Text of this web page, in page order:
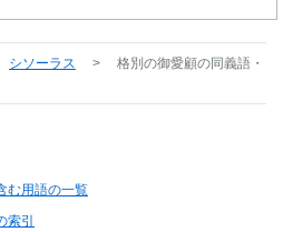
シソーラス > 格別の御愛顧の同義語・
む用語の一覧
索引